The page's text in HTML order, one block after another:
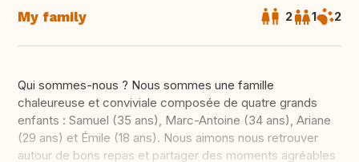
My family 2 1 2
Qui sommes-nous ? Nous sommes une famille
chaleureuse et conviviale composée de quatre grands
enfants : Samuel (35 ans), Marc-Antoine (34 ans), Ariane
(29 ans) et Émile (18 ans). Nous aimons nous retrouver
autour de bons repas et partager des moments agréables